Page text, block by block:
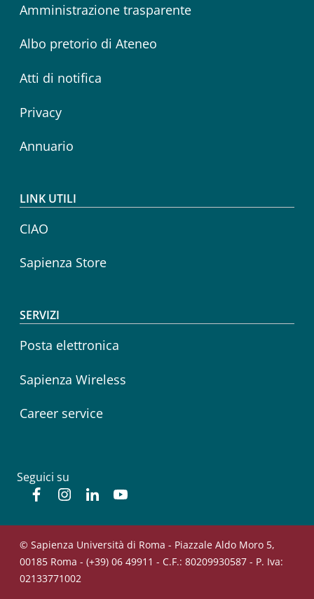
Amministrazione trasparente
Albo pretorio di Ateneo
Atti di notifica
Privacy
Annuario
LINK UTILI
CIAO
Sapienza Store
SERVIZI
Posta elettronica
Sapienza Wireless
Career service
Seguici su
FacebookInstagram
Linkedin
© Sapienza Università di Roma - Piazzale Aldo Moro 5,
00185 Roma - (+39) 06 49911 - C.F.: 80209930587 - P. Iva:
02133771002